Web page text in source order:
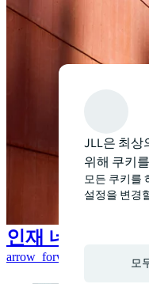
인재 네트워크
arrow_forward
JLL은 최상
위해 쿠키
모든 쿠키를
설정을 변경
모